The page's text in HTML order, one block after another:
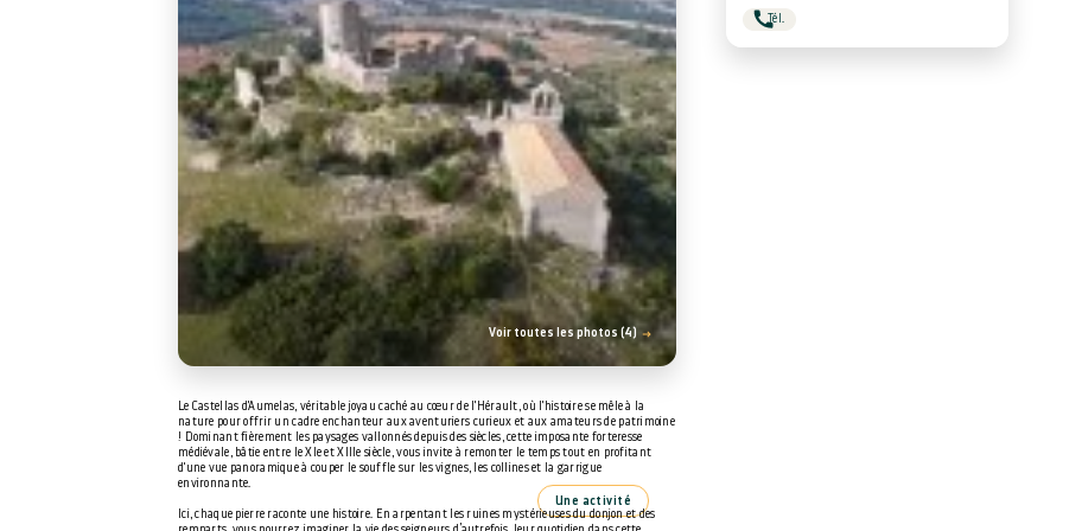
Voir toutes les photos (4)
Le Castellas d'Aumelas, véritable joyau caché au cœur de l'Hérault, où l'histoire se mêle à la
nature pour offrir un cadre enchanteur aux aventuriers curieux et aux amateurs de patrimoine
! Dominant fièrement les paysages vallonnés depuis des siècles, cette imposante forteresse
médiévale, bâtie entre le XIe et XIIIe siècle, vous invite à remonter le temps tout en profitant
d'une vue panoramique à couper le souffle sur les vignes, les collines et la garrigue
environnante.
Ici, chaque pierre raconte une histoire. En arpentant les ruines mystérieuses du donjon et des
Tél.
Une activité